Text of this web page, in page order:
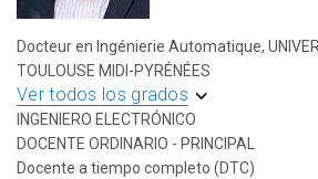
Docteur en Ingénierie Automatique,
TOULOUSE MIDI-PYRÉNÉES
Ver todos los grados
INGENIERO ELECTRÓNICO
DOCENTE ORDINARIO - PRINCIPAL
Docente a tiempo completo (DTC)